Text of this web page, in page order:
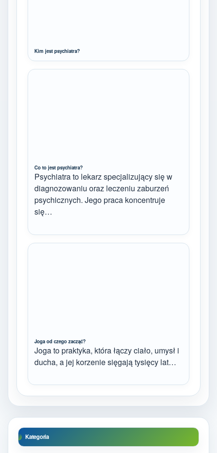
Kim jest psychiatra?
Co to jest psychiatra?
Psychiatra to lekarz specjalizujący się w
diagnozowaniu oraz leczeniu zaburzeń
psychicznych. Jego praca koncentruje
się…
Joga od czego zacząć?
Joga to praktyka, która łączy ciało, umysł i
ducha, a jej korzenie sięgają tysięcy lat…
Kategoria